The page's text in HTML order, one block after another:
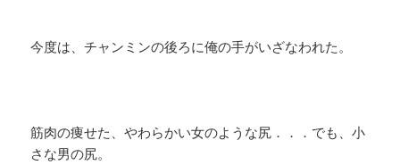
今度は、チャンミンの後ろに俺の手がいざなわれた。
筋肉の痩せた、やわらかい女のような尻．．．でも、小
さな男の尻。